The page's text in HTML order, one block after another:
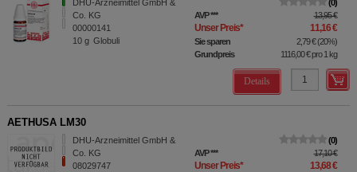
DHU-Arzneimittel GmbH &
Co. KG
00000141
10 g Globuli
0
AVP*** 13,95 €
Unser Preis* 11,16 €
Sie sparen 2,79 €(20%)
Grundpreis
1116,00 €pro 1 kg
Details
AETHUSA LM30
DHU-Arzneimittel GmbH &
Co. KG
08029747
0
AVP*** 17,10 €
Unser Preis* 13,68 €